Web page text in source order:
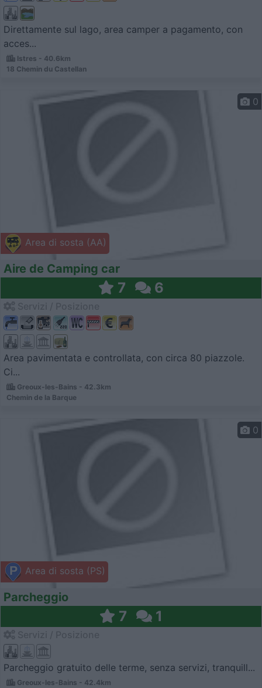
Direttamente sul lago, area camper a pagamento, con
acces...
Istres - 40.6km
18 Chemin du Castellan
Area di sosta (AA)
0
Aire de Camping car
7 6
Area pavimentata e controllata, con circa 80 piazzole.
Ci...
Greoux-les-Bains - 42.3km
Chemin de la Barque
Area di sosta (PS)
0
Parcheggio
7 1
Parcheggio gratuito delle terme, senza servizi, tranquill...
Greoux-les-Bains - 42.4km